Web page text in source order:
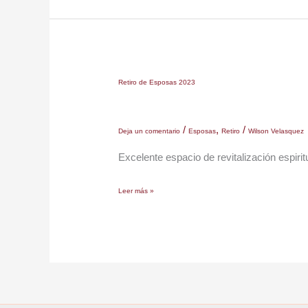
Retiro de Esposas 2023
Deja un comentario /Esposas,Retiro /Wilson Velasquez
Excelente espacio de revitalización
Retiro
2023
Leer más »